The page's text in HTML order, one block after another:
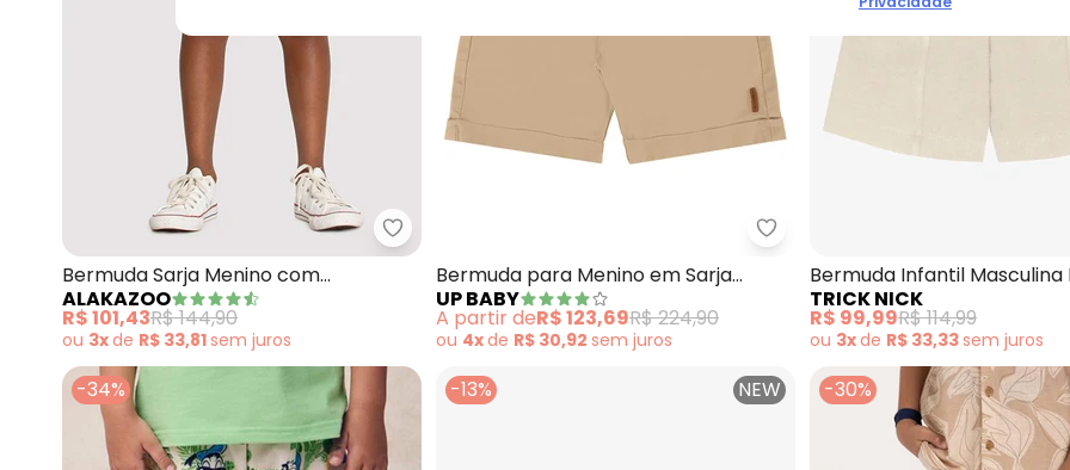
Alakazoo - Bermuda Sarja Menino com Elasticidade (Bege)
Bermuda Sarja Menino com
Elasticidade (Bege)
ALAKAZOO
R$ 101,43R$ 144,90
ou 3xde R$ 33,81sem juros
Up Baby - Bermuda para
Bermuda para Menino em Sarja
Moletom (Bege)
UP BABY
A partir deR$ 123,69R$ 224,90
ou 4xde R$ 30,92 sem juros
Bermuda Infantil Masculina
(Bege)
TRICK NICK
R$ 99,99R$ 114,99
ou 3xde R$ 33,33sem juros
-34% -13% NEW -30%